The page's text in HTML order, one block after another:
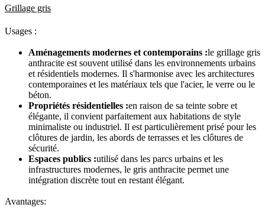
Grillage gris
Usages :
Aménagements modernes et contemporains :le grillage gris
anthracite est souvent utilisé dans les environnements urbains
et résidentiels modernes. Il s'harmonise avec les architectures
contemporaines et les matériaux tels que l'acier, le verre ou le
béton.
Propriétés résidentielles :en raison de sa teinte sobre et
élégante, il convient parfaitement aux habitations de style
minimaliste ou industriel. Il est particulièrement prisé pour les
clôtures de jardin, les abords de terrasses et les clôtures de
sécurité.
Espaces publics :utilisé dans les parcs urbains et les
infrastructures modernes, le gris anthracite permet une
intégration discrète tout en restant élégant.
Avantages: